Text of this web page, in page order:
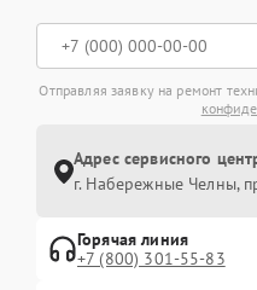
Отправляя заявку на ремонт
Адрес сервисного
г. Набережные Челны,
Горячая линия
+7 (800) 301-55-83